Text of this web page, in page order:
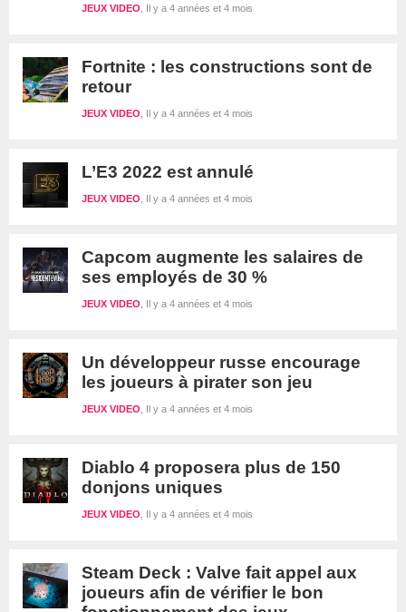
Il y a 4 années et 4 mois
JEUX VIDEO
Fortnite : les constructions sont de
retour
Il y a 4 années et 4 mois
JEUX VIDEO
L’E3 2022 est annulé
Il y a 4 années et 4 mois
JEUX VIDEO
Capcom augmente les salaires de
ses employés de 30 %
Il y a 4 années et 4 mois
JEUX VIDEO
Un développeur russe encourage
les joueurs à pirater son jeu
Il y a 4 années et 4 mois
JEUX VIDEO
Diablo 4 proposera plus de 150
donjons uniques
Il y a 4 années et 4 mois
JEUX VIDEO
Steam Deck : Valve fait appel aux
joueurs afin de vérifier le bon